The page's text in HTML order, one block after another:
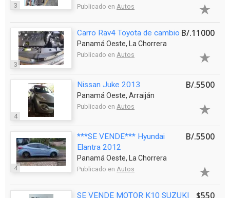
3 Publicado en Autos
3
Carro Rav4 Toyota de cambio
Panamá Oeste, La Chorrera
Publicado en Autos
B/.11000
4
Nissan Juke 2013
Panamá Oeste, Arraiján
Publicado en Autos
B/.5500
4
***SE VENDE*** Hyundai
Elantra 2012
Panamá Oeste, La Chorrera
Publicado en Autos
B/.5500
SE VENDE MOTOR K10 SUZUKI
$550